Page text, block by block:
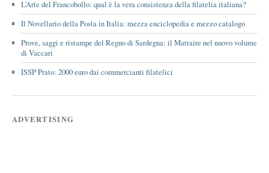
L’Arte del Francobollo: qual è la vera consistenza della filatelia italiana?
Il Novellario della Posta in Italia: mezza enciclopedia e mezzo catalogo
Prove, saggi e ristampe del Regno di Sardegna: il Matraire nel nuovo volume
di Vaccari
ISSP Prato: 2000 euro dai commercianti filatelici
ADVERTISING